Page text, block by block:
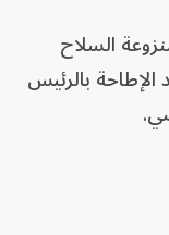
السلاح
الإطاحة بالرئيس